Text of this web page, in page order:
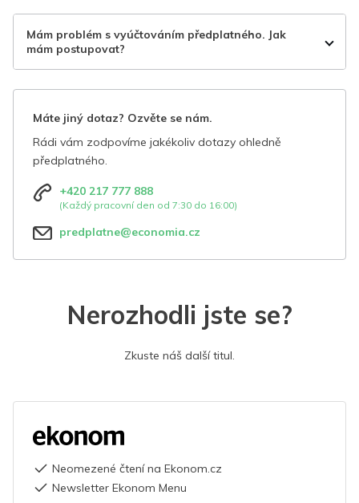
Mám problém s vyúčtováním předplatného. Jak
mám postupovat?
Máte jiný dotaz? Ozvěte se nám.
Rádi vám zodpovíme jakékoliv dotazy ohledně
předplatného.
+420 217 777 888
(Každý pracovní den od 7:30 do 16:00)
predplatne@economia.cz
Nerozhodli jste se?
Zkuste náš další titul.
Neomezené čtení na Ekonom.cz
Newsletter Ekonom Menu